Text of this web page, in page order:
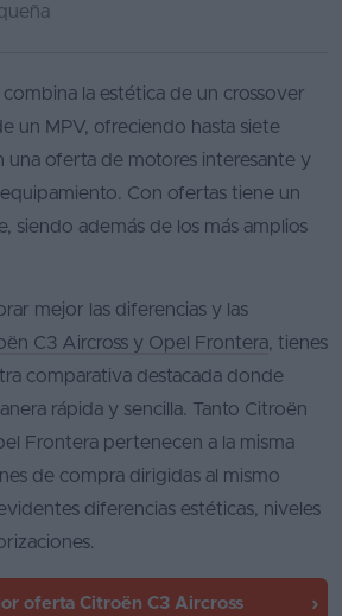
la estética de un crossover
un MPV, ofreciendo hasta siete
una oferta de motores interesante y
Con ofertas tiene un
siendo además de los más amplios
mejor las diferencias y las
C3 Aircross y Opel Frontera, tienes
comparativa destacada donde
rápida y sencilla. Tanto Citroën
Frontera pertenecen a la misma
de compra dirigidas al mismo
diferencias estéticas, niveles
oferta Citroën C3 Aircross